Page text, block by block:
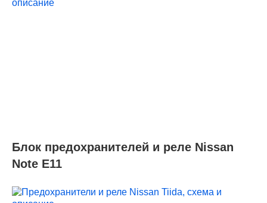
Блок предохранителей и реле Nissan
Note Е11